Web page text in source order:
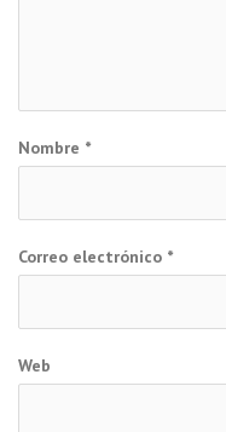
Nombre *
Correo electrónico *
Web